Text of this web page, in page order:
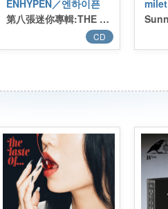
ENHYPEN／엔하이픈
第八張迷你專輯:THE SIN : BLISS (ID Card Keyring Ver.)(限量版)／8th Mini Album:THE SIN : BLISS (ID Card Keyring Ver.)(限量版)
CD
milet